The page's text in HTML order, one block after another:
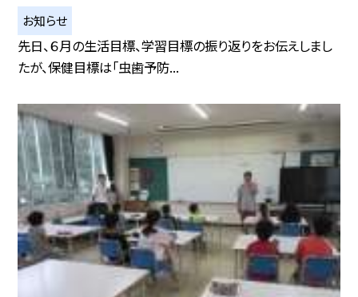
お知らせ
先日、６月の生活目標、学習目標の振り返りをお伝えしまし
たが、保健目標は「虫歯予防...